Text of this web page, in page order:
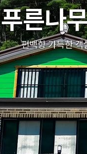
푸른나
편백향 가득한
푸른나
편백향 가득한
푸른나
편백향 가득한